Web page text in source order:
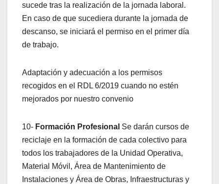
sucede tras la realización de la jornada laboral.
En caso de que sucediera durante la jornada de
descanso, se iniciará el permiso en el primer día
de trabajo.
Adaptación y adecuación a los permisos
recogidos en el RDL 6/2019 cuando no estén
mejorados por nuestro convenio
10- Formación Profesional Se darán cursos de
reciclaje en la formación de cada colectivo para
todos los trabajadores de la Unidad Operativa,
Material Móvil, Área de Mantenimiento de
Instalaciones y Área de Obras, Infraestructuras y